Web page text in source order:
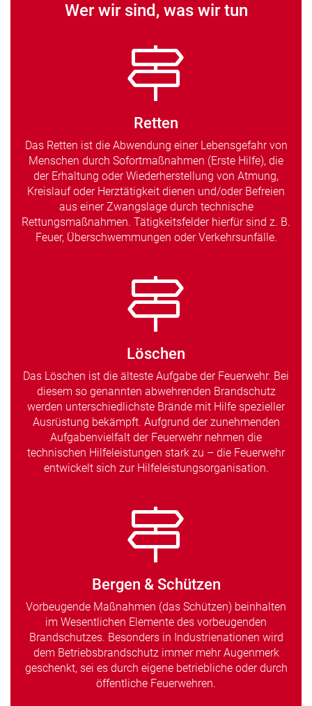
Wer wir sind, was wir tun
Retten
Das Retten ist die Abwendung einer Lebensgefahr von
Menschen durch Sofortmaßnahmen (Erste Hilfe), die
der Erhaltung oder Wiederherstellung von Atmung,
Kreislauf oder Herztätigkeit dienen und/oder Befreien
aus einer Zwangslage durch technische
Rettungsmaßnahmen. Tätigkeitsfelder hierfür sind z. B.
Feuer, Überschwemmungen oder Verkehrsunfälle.
Löschen
Das Löschen ist die älteste Aufgabe der Feuerwehr. Bei
diesem so genannten abwehrenden Brandschutz
werden unterschiedlichste Brände mit Hilfe spezieller
Ausrüstung bekämpft. Aufgrund der zunehmenden
Aufgabenvielfalt der Feuerwehr nehmen die
technischen Hilfeleistungen stark zu – die Feuerwehr
entwickelt sich zur Hilfeleistungsorganisation.
Bergen & Schützen
Vorbeugende Maßnahmen (das Schützen) beinhalten
im Wesentlichen Elemente des vorbeugenden
Brandschutzes. Besonders in Industrienationen wird
dem Betriebsbrandschutz immer mehr Augenmerk
geschenkt, sei es durch eigene betriebliche oder durch
öffentliche Feuerwehren.